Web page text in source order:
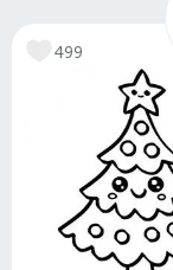
499